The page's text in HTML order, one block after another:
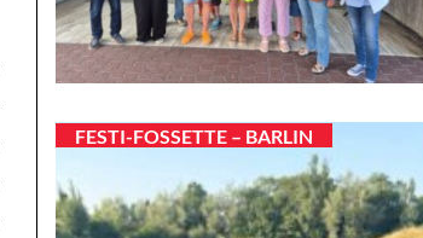
FESTI-FOSSETTE – BARLIN